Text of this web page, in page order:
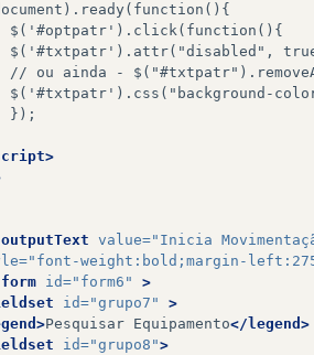
$('#txtpatr').attr("disabled",
//
ou ainda
-
$('#txtpatr').css("background-
value="Inicia
"font-weight:bold;margin-
id="form6"
>
id="grupo7"
>
Pesquisar Equipamento</legend>
id="grupo8">